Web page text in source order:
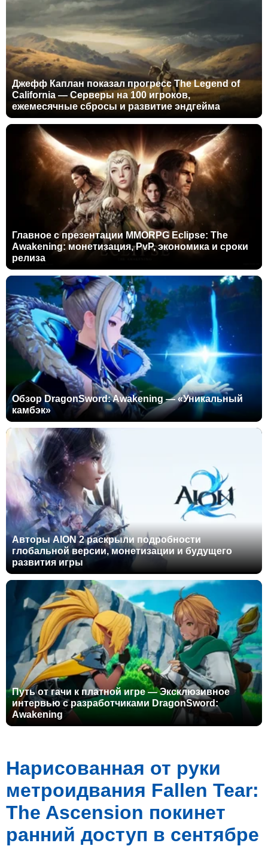
Джефф Каплан показал прогресс The Legend of
California — Серверы на 100 игроков,
ежемесячные сбросы и развитие эндгейма
Главное с презентации MMORPG Eclipse: The
Awakening: монетизация, PvP, экономика и сроки
релиза
Обзор DragonSword: Awakening — «Уникальный
камбэк»
Авторы AION 2 раскрыли подробности
глобальной версии, монетизации и будущего
развития игры
Путь от гачи к платной игре — Эксклюзивное
интервью с разработчиками DragonSword:
Awakening
Нарисованная от руки
метроидвания Fallen Tear:
The Ascension покинет
ранний доступ в сентябре